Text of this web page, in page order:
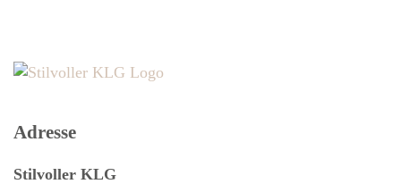
Adresse
Stilvoller KLG